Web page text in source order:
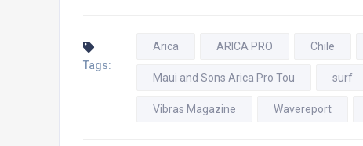
Tags:
Arica ARICA PRO Chile
Maui and Sons Arica Pro Tou surf
Vibras Magazine Wavereport